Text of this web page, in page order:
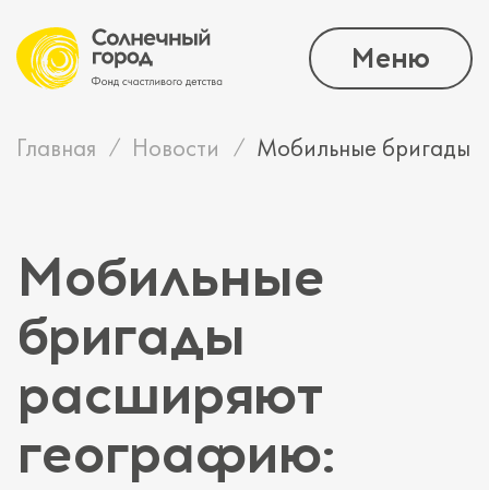
Меню
Главная Новости Мобильные бригады
Мобильные
бригады
расширяют
географию: